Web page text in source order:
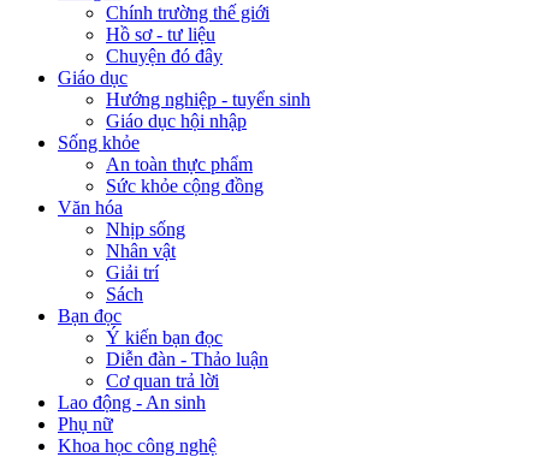
Chính trường thế giới
Hồ sơ - tư liệu
Chuyện đó đây
Giáo dục
Hướng nghiệp - tuyển sinh
Giáo dục hội nhập
Sống khỏe
An toàn thực phẩm
Sức khỏe cộng đồng
Văn hóa
Nhịp sống
Nhân vật
Giải trí
Sách
Bạn đọc
Ý kiến bạn đọc
Diễn đàn - Thảo luận
Cơ quan trả lời
Lao động - An sinh
Phụ nữ
Khoa học công nghệ